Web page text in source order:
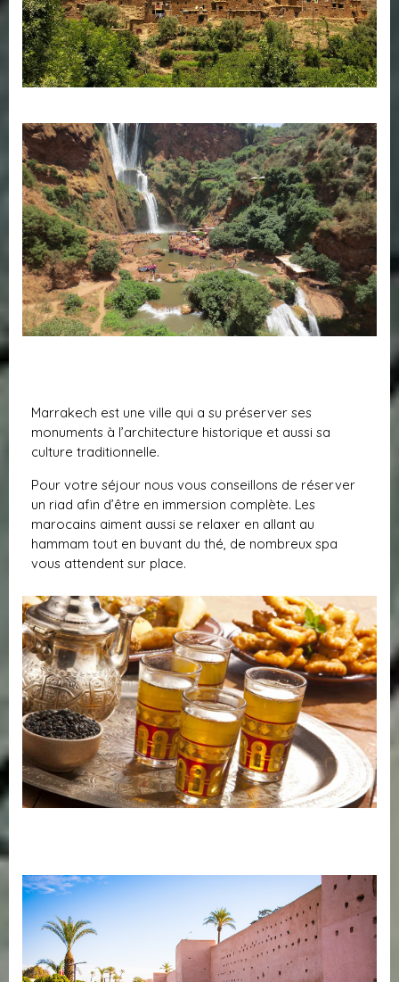
Marrakech est une ville qui a su préserver ses
monuments à l’architecture historique et aussi sa
culture traditionnelle.
Pour votre séjour nous vous conseillons de réserver
un riad afin d’être en immersion complète. Les
marocains aiment aussi se relaxer en allant au
hammam tout en buvant du thé, de nombreux spa
vous attendent sur place.